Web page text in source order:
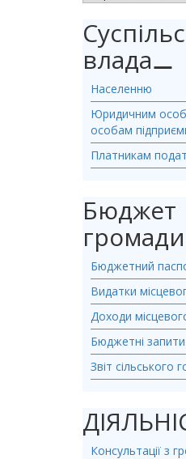
влада⚊
Населенню
Юридичним
особам
Платникам
Бюджет
громади
Бюджетний
Видатки
Доходи
Бюджетні запити
Звіт сільського
Консультації з